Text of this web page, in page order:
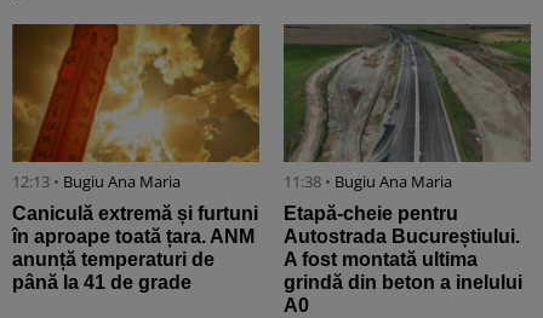
12:13 • Bugiu ⁠Ana Maria
Caniculă extremă și furtuni
în aproape toată țara. ANM
anunță temperaturi de
până la 41 de grade
11:38 • Bugiu ⁠Ana Maria
Etapă-cheie pentru
Autostrada Bucureștiului.
A fost montată ultima
grindă din beton a inelului
A0